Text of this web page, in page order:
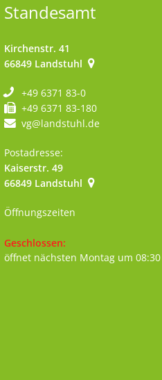
auszublenden
Standesamt
Kirchenstr. 41
66849 Landstuhl
+49 6371 83-0
+49 6371 83-180
vg@landstuhl.de
Postadresse:
Kaiserstr. 49
66849 Landstuhl
Öffnungszeiten
Klicken, um weitere Öffnungs-
Geschlossen:
öffnet nächsten Montag um